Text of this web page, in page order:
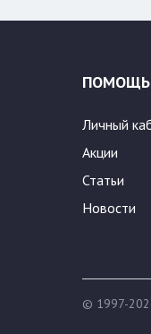
ПОМОЩЬ
Личный
Акции
Статьи
Новости
© 1997-